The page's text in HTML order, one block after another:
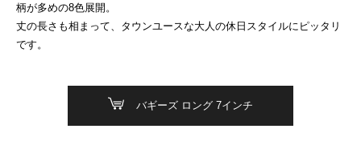
柄が多めの8色展開。
丈の長さも相まって、タウンユースな大人の休日スタイルにピッタリ
です。
バギーズ ロング 7インチ